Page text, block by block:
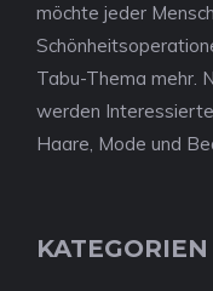
möchte jeder
Tabu-Thema mehr.
werden
Haare, Mode und
KATEGORIEN